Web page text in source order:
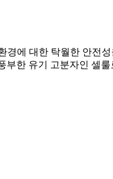
에 대한 탁월한 안전
한 유기 고분자인 셀